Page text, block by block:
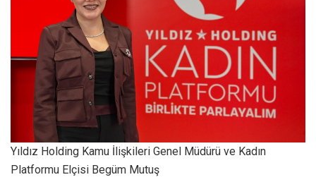
Yıldız Holding Kamu İlişkileri Genel Müdürü ve Kadın
Platformu Elçisi Begüm Mutuş